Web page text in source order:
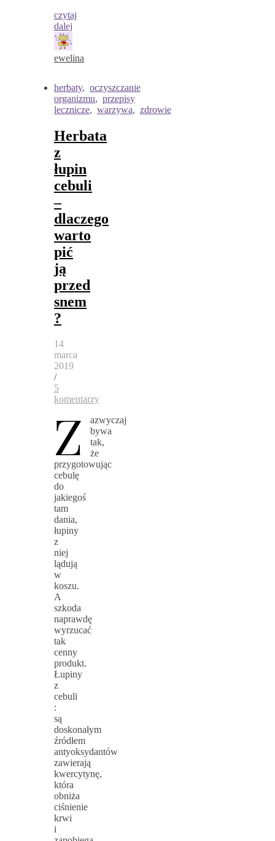
czytaj
dalej
ewelina
herbaty, oczyszczanie
organizmu, przepisy
lecznicze, warzywa, zdrowie
Herbata
z
łupin
cebuli
–
dlaczego
warto
pić
ją
przed
snem
?
14
marca
2019
/
5
komentarzy
Z
azwyczaj
bywa
tak,
że
przygotowując
cebulę
do
jakiegoś
tam
dania,
łupiny
z
niej
lądują
w
koszu.
A
szkoda
naprawdę
wyrzucać
tak
cenny
produkt.
Łupiny
z
cebuli
:
są
doskonałym
źródłem
antyoksydantów
zawierają
kwercytynę,
która
obniża
ciśnienie
krwi
i